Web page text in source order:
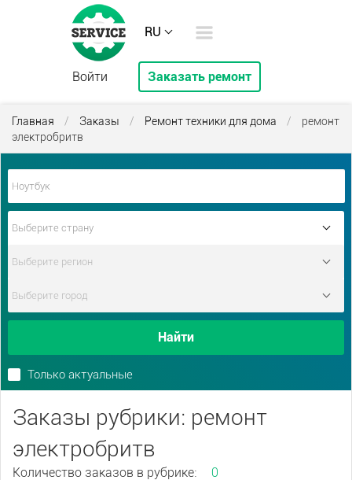
RU
Войти Заказать ремонт
Главная / Заказы / Ремонт техники для дома /
ремонт
электробритв
Найти
Только актуальные
Заказы рубрики: ремонт
электробритв
Количество заказов в рубрике: 0